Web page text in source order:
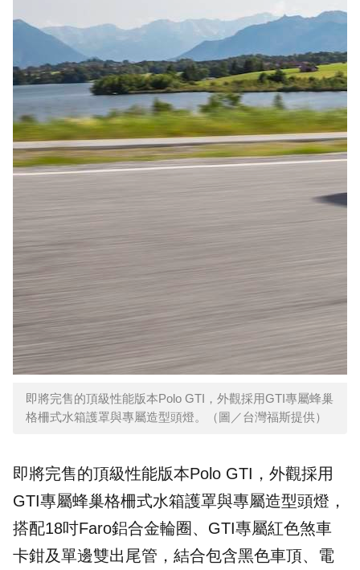
即將完售的頂級性能版本Polo GTI，外觀採用GTI專屬蜂巢
格柵式水箱護罩與專屬造型頭燈。（圖／台灣福斯提供）
即將完售的頂級性能版本Polo GTI，外觀採用
GTI專屬蜂巢格柵式水箱護罩與專屬造型頭燈，
搭配18吋Faro鋁合金輪圈、GTI專屬紅色煞車
卡鉗及單邊雙出尾管，結合包含黑色車頂、電